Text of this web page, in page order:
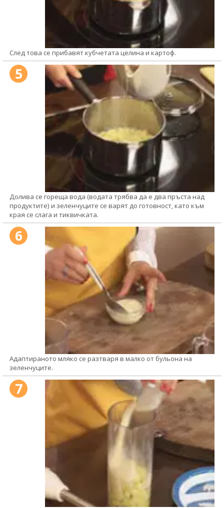
След това се прибавят кубчетата целина и картоф.
5
Долива се гореща вода (водата трябва да е два пръста над
продуктите) и зеленчуците се варят до готовност, като към
края се слага и тиквичката.
6
Адаптираното мляко се разтваря в малко от бульона на
зеленчуците.
7